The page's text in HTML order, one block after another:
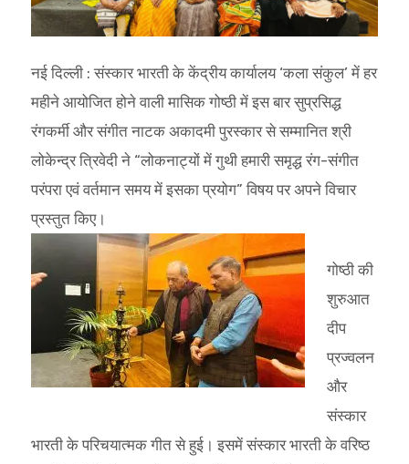
नई दिल्ली : संस्कार भारती के केंद्रीय कार्यालय ‘कला संकुल’ में हर
महीने आयोजित होने वाली मासिक गोष्ठी में इस बार सुप्रसिद्ध
रंगकर्मी और संगीत नाटक अकादमी पुरस्कार से सम्मानित श्री
लोकेन्द्र त्रिवेदी ने “लोकनाट्यों में गुथी हमारी समृद्ध रंग-संगीत
परंपरा एवं वर्तमान समय में इसका प्रयोग” विषय पर अपने विचार
प्रस्तुत किए।
गोष्ठी की
शुरुआत
दीप
प्रज्वलन
और
संस्कार
भारती के परिचयात्मक गीत से हुई। इसमें संस्कार भारती के वरिष्ठ